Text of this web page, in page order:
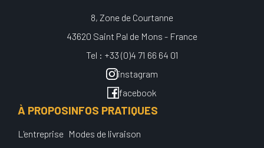
8, Zone de Courtanne
43620 Saint Pal de Mons - France
Tel : +33 (0)4 71 66 64 01
instagram
facebook
À PROPOS
L'entreprise
INFOS PRATIQUES
Modes de livraison